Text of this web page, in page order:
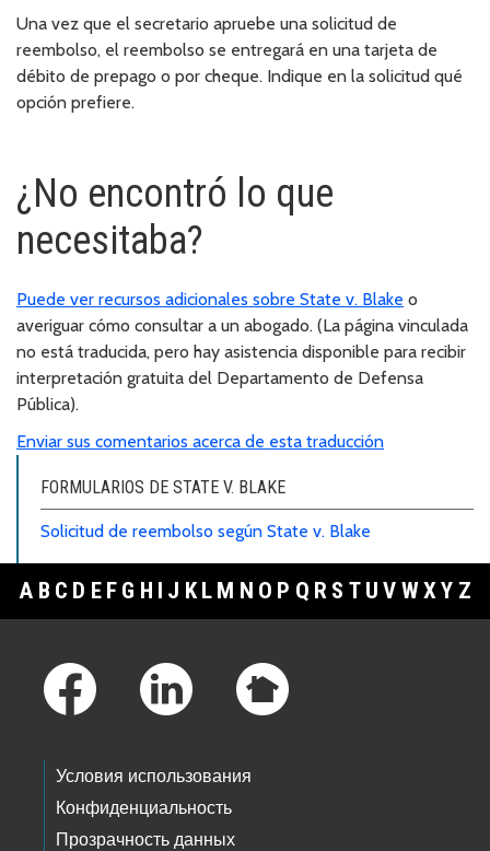
Una vez que el secretario apruebe una solicitud de
reembolso, el reembolso se entregará en una tarjeta de
débito de prepago o por cheque. Indique en la solicitud qué
opción prefiere.
¿No encontró lo que
necesitaba?
Puede ver recursos adicionales sobre State v. Blake o
averiguar cómo consultar a un abogado. (La página vinculada
no está traducida, pero hay asistencia disponible para recibir
interpretación gratuita del Departamento de Defensa
Pública).
Enviar sus comentarios acerca de esta traducción
FORMULARIOS DE STATE V. BLAKE
Solicitud de reembolso según State v. Blake
A B C D E F G H I J K L M N O P Q R S T U V WXY Z
Условия использования
Конфиденциальность
Прозрачность данных